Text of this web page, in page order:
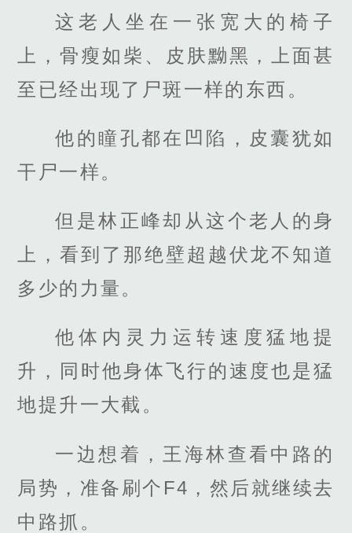
这老人坐在一张宽大的椅子
上，骨瘦如柴、皮肤黝黑，上面甚
至已经出现了尸斑一样的东西。
他的瞳孔都在凹陷，皮囊犹如
干尸一样。
但是林正峰却从这个老人的身
上，看到了那绝壁超越伏龙不知道
多少的力量。
他体内灵力运转速度猛地提
升，同时他身体飞行的速度也是猛
地提升一大截。
一边想着，王海林查看中路的
局势，准备刷个F4，然后就继续去
中路抓。